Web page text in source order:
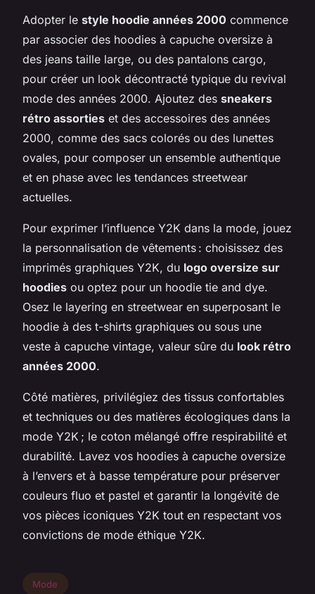
Adopter le style hoodie années 2000 commence
par associer des hoodies à capuche oversize à
des jeans taille large, ou des pantalons cargo,
pour créer un look décontracté typique du revival
mode des années 2000. Ajoutez des sneakers
rétro assorties et des accessoires des années
2000, comme des sacs colorés ou des lunettes
ovales, pour composer un ensemble authentique
et en phase avec les tendances streetwear
actuelles.
Pour exprimer l’influence Y2K dans la mode, jouez
la personnalisation de vêtements : choisissez des
imprimés graphiques Y2K, du logo oversize sur
hoodies ou optez pour un hoodie tie and dye.
Osez le layering en streetwear en superposant le
hoodie à des t-shirts graphiques ou sous une
veste à capuche vintage, valeur sûre du look rétro
années 2000.
Côté matières, privilégiez des tissus confortables
et techniques ou des matières écologiques dans la
mode Y2K ; le coton mélangé offre respirabilité et
durabilité. Lavez vos hoodies à capuche oversize
à l’envers et à basse température pour préserver
couleurs fluo et pastel et garantir la longévité de
vos pièces iconiques Y2K tout en respectant vos
convictions de mode éthique Y2K.
Mode